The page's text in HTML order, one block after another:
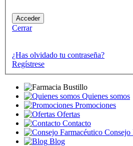
Cerrar
¿Has olvidado tu contraseña?
Regístrese
Quienes somos
Promociones
Ofertas
Contacto
Consejo
Blog